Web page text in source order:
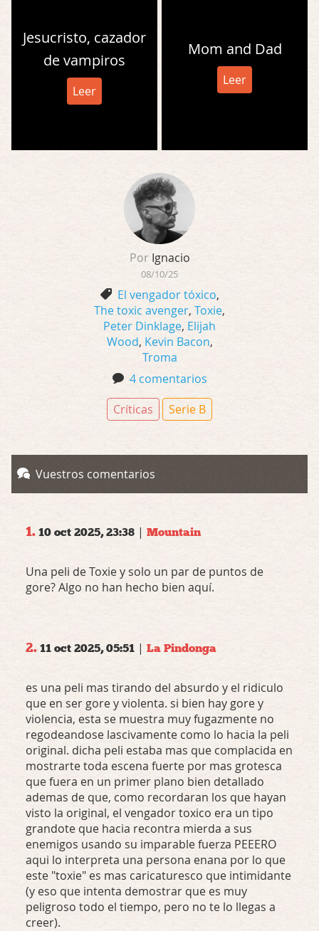
Jesucristo, cazador
de vampiros
Leer
Mom and Dad
Leer
Por Ignacio
08/10/25
El vengador tóxico,
The toxic avenger, Toxie,
Peter Dinklage, Elijah
Wood, Kevin Bacon,
Troma
4 comentarios
Críticas
Serie B
Vuestros comentarios
1. 10 oct 2025, 23:38 | Mountain
Una peli de Toxie y solo un par de puntos de
gore? Algo no han hecho bien aquí.
2. 11 oct 2025, 05:51 | La Pindonga
es una peli mas tirando del absurdo y el ridiculo
que en ser gore y violenta. si bien hay gore y
violencia, esta se muestra muy fugazmente no
regodeandose lascivamente como lo hacia la peli
original. dicha peli estaba mas que complacida en
mostrarte toda escena fuerte por mas grotesca
que fuera en un primer plano bien detallado
ademas de que, como recordaran los que hayan
visto la original, el vengador toxico era un tipo
grandote que hacia recontra mierda a sus
enemigos usando su imparable fuerza PEEERO
aqui lo interpreta una persona enana por lo que
este "toxie" es mas caricaturesco que intimidante
(y eso que intenta demostrar que es muy
peligroso todo el tiempo, pero no te lo llegas a
creer).